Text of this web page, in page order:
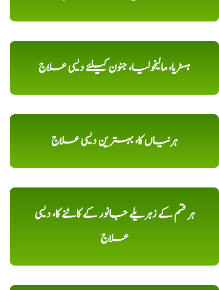
ہسٹریا، مالیخولیا، جنون کیلئے دیسی علاج
ہرنیاں کا، بہترین دیسی علاج
ہر قسم کے زہریلے جانور کے کاٹنے کا، دیسی
علاج